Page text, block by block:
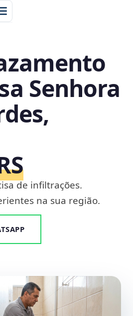
Senhora
de infiltrações.
na sua região.